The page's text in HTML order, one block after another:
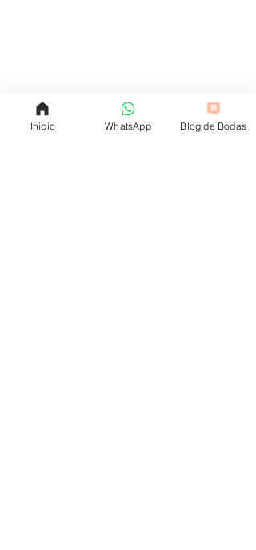
Inicio WhatsApp Blog de Bodas